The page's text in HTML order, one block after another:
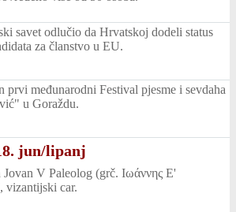
savet odlučio da Hrvatskoj dodeli status
za članstvo u EU.
prvi međunarodni Festival pjesme i sevdaha
u Goraždu.
jun/lipanj
Jovan V Paleolog (grč. Ιωάννης Ε'
vizantijski car.